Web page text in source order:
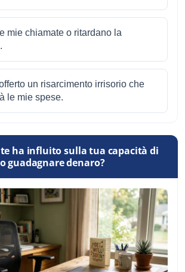
mie chiamate o ritardano la
un risarcimento irrisorio che
le mie spese.
ha influito sulla tua capacità di
guadagnare denaro?